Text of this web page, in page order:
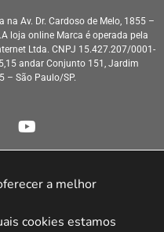
Av. Dr. Cardoso de Melo, 1855 –
loja online Marca é operada pela
Ltda. CNPJ 15.427.207/0001-
andar Conjunto 151, Jardim
– São Paulo/SP.
a melhor
cookies estamos